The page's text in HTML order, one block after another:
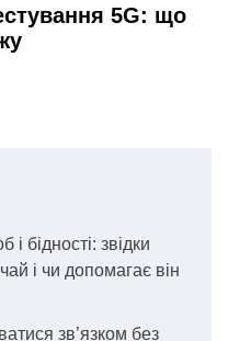
5G: що
і бідності: звідки
і чи допомагає він
зв’язком без